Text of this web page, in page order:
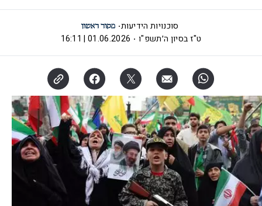
סוכנויות הידיעות
ט"ז בסיון ה׳תשפ"ו
01.06.2026 | 16:11